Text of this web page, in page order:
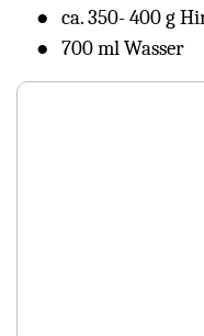
ca. 350- 400 g
700 ml Wasser